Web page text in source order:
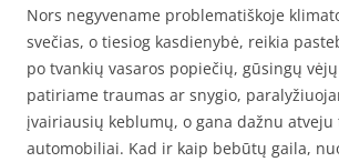
Nors negyvename problematiškoje
svečias, o tiesiog kasdienybė, reikia
po tvankių vasaros popiečių, gūsingų
patiriame traumas ar snygio,
įvairiausių keblumų, o gana dažnu
automobiliai. Kad ir kaip bebūtų gaila,